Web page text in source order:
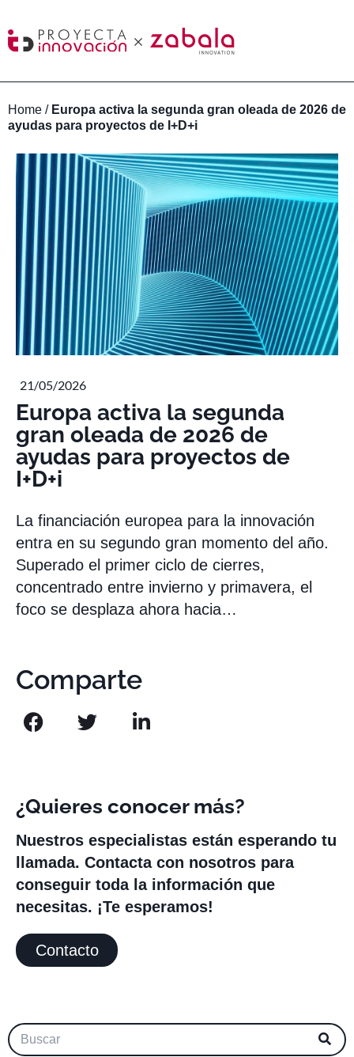
Home / Europa activa la segunda gran oleada de 2026 de
ayudas para proyectos de I+D+i
21/05/2026
Europa activa la segunda
gran oleada de 2026 de
ayudas para proyectos de
I+D+i
La financiación europea para la innovación
entra en su segundo gran momento del año.
Superado el primer ciclo de cierres,
concentrado entre invierno y primavera, el
foco se desplaza ahora hacia…
Comparte
¿Quieres conocer más?
Nuestros especialistas están esperando tu
llamada. Contacta con nosotros para
conseguir toda la información que
necesitas. ¡Te esperamos!
Contacto